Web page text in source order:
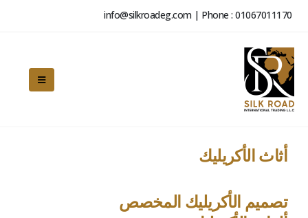
أثاث الأكريليك
تصميم الأكريليك المخصص